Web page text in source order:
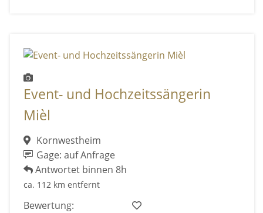
Event- und Hochzeitssängerin
Mièl
Kornwestheim
Gage: auf Anfrage
Antwortet binnen 8h
ca. 112 km entfernt
Bewertung: